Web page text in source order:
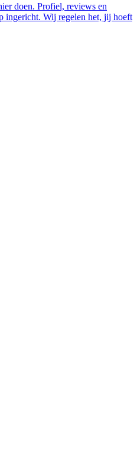
doen. Profiel, reviews en
ingericht. Wij regelen het, jij hoeft